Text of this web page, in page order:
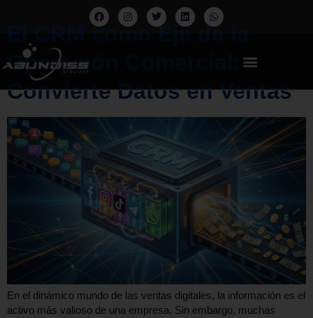
El CRM como Eje de la
Operación Comercial:
Convierte Datos en Ventas
En el dinámico mundo de las ventas digitales, la información es el
activo más valioso de una empresa. Sin embargo, muchas